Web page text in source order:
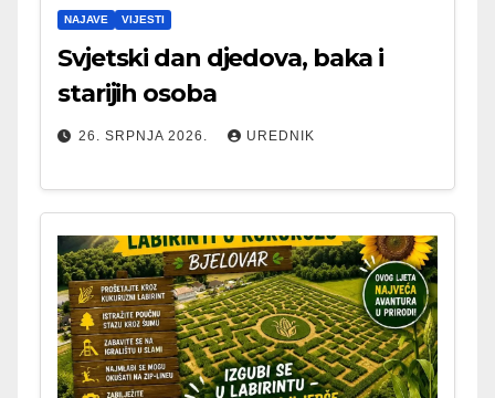
NAJAVE VIJESTI
Svjetski dan djedova, baka i
starijih osoba
26. SRPNJA 2026. UREDNIK